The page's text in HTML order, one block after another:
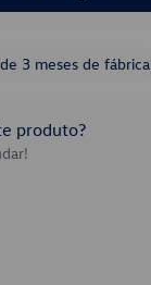
3 meses de fábrica
produto?